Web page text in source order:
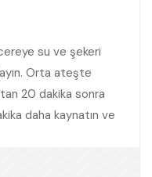
su ve şekeri
Orta ateşte
20 dakika sonra
daha kaynatın ve